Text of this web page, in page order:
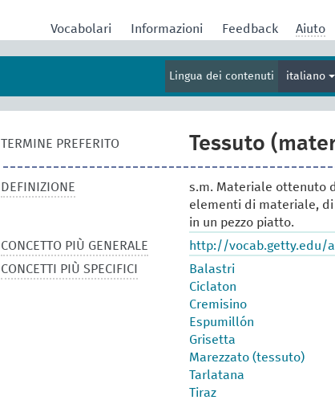
Vocabolari Informazioni Feedback Aiuto
Lingua dei contenuti italiano
TERMINE PREFERITO Tessuto
DEFINIZIONE
s.m. Materiale ottenuto
elementi di materiale,
in un pezzo piatto.
CONCETTO PIÙ GENERALE
http://vocab.getty.edu/
CONCETTI PIÙ SPECIFICI
Balastri
Ciclaton
Cremisino
Espumillón
Grisetta
Marezzato (tessuto)
Tarlatana
Tiraz